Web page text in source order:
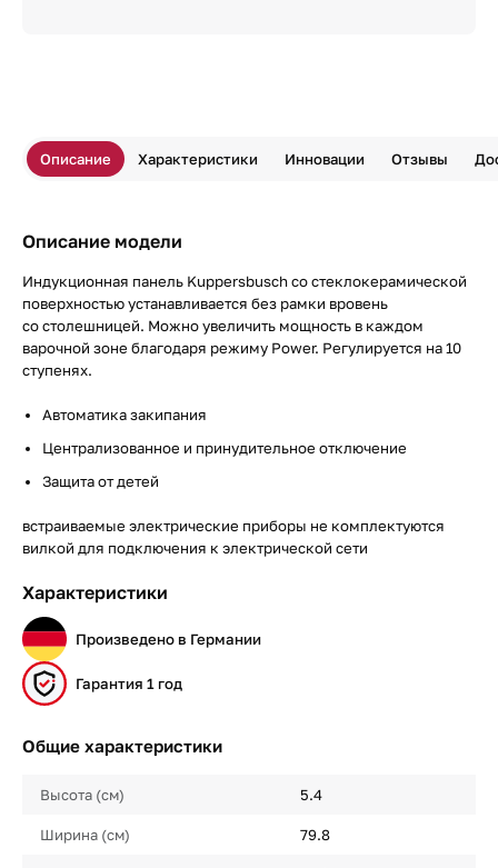
Описание Характеристики Инновации Отзывы
Описание модели
Индукционная панель Kuppersbusch со стеклокерамической
поверхностью устанавливается без рамки вровень
со столешницей. Можно увеличить мощность в каждом
варочной зоне благодаря режиму Power. Регулируется на 10
ступенях.
Автоматика закипания
Централизованное и принудительное отключение
Защита от детей
встраиваемые электрические приборы не комплектуются
вилкой для подключения к электрической сети
Характеристики
Произведено в Германии
Гарантия 1 год
Общие характеристики
Высота (см) 5.4
Ширина (см) 79.8